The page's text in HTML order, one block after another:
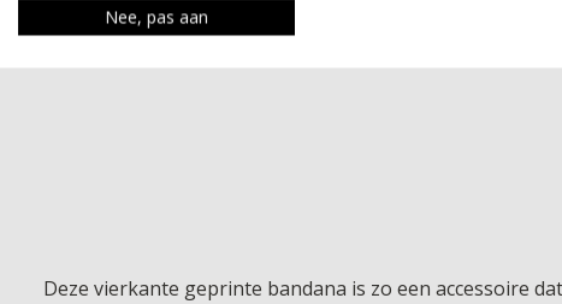
Deze vierkante geprinte bandana is zo een accessoire
Nee, pas aan